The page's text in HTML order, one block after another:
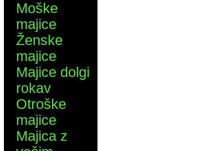
Moške
majice
Ženske
majice
Majice dolgi
rokav
Otroške
majice
Majica z